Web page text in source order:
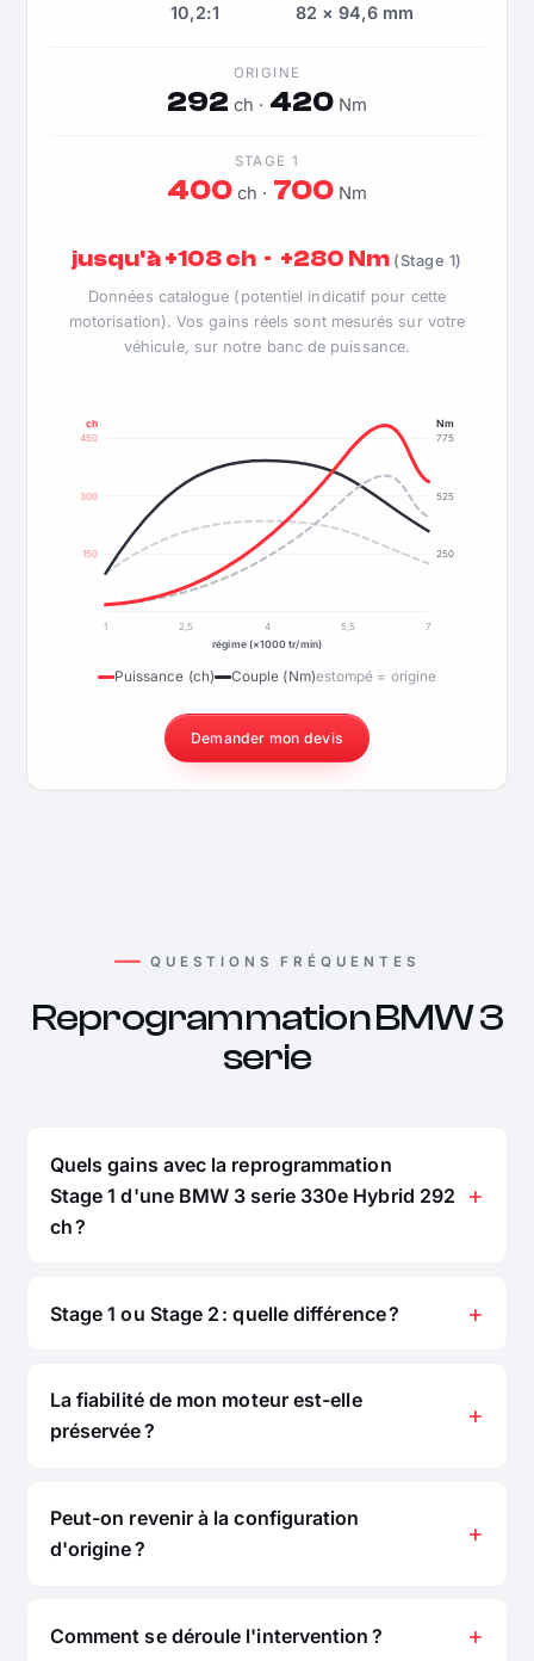
10,2:1 82 × 94,6 mm
ORIGINE
292 ch · 420Nm
STAGE 1
400 ch · 700Nm
jusqu'à +108 ch · +280 Nm (Stage 1)
Données catalogue (potentiel indicatif pour cette
motorisation). Vos gains réels sont mesurés sur votre
véhicule, sur notre banc de puissance.
150
300
450
250
525
775
ch Nm
1 2,5 4 5,5
7
régime (×1000 tr/min)
Puissance (ch) Couple (Nm)estompé = origine
Demander mon devis
QUESTIONS FRÉQUENTES
Reprogrammation BMW 3
serie
Quels gains avec la reprogrammation
Stage 1 d'une BMW 3 serie 330e Hybrid 292
ch ?
Stage 1 ou Stage 2 : quelle différence ?
La fiabilité de mon moteur est-elle
préservée ?
Peut-on revenir à la configuration
d'origine ?
Comment se déroule l'intervention ?